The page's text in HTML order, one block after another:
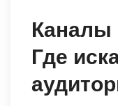
Каналы
Где